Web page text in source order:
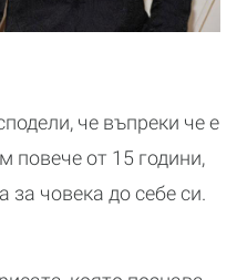
че въпреки че е
повече от 15 години,
човека до себе си.